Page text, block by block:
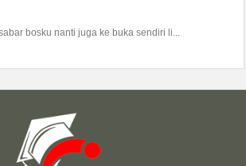
bosku nanti juga ke buka sendiri li...